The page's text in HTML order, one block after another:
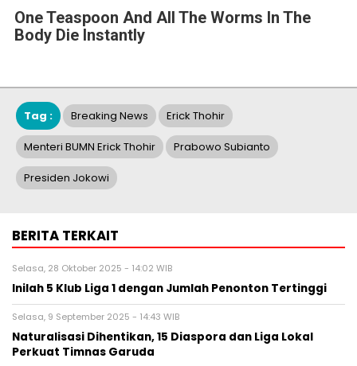
One Teaspoon And All The Worms In The
Body Die Instantly
Tag : Breaking News Erick Thohir
Menteri BUMN Erick Thohir Prabowo Subianto
Presiden Jokowi
BERITA TERKAIT
Selasa, 28 Oktober 2025 - 14:02 WIB
Inilah 5 Klub Liga 1 dengan Jumlah Penonton Tertinggi
Selasa, 9 September 2025 - 14:43 WIB
Naturalisasi Dihentikan, 15 Diaspora dan Liga Lokal
Perkuat Timnas Garuda